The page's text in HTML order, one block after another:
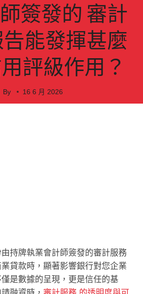
簽發的 審計
能發揮甚麼
評級作用？
By 16 6 月 2026
持牌執業會計師簽發的審計服務
貸款時，顯著影響銀行對您企業
是數據的呈現，更是信任的基